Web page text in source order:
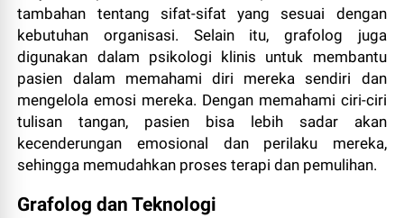
tambahan tentang sifat-sifat yang sesuai dengan
kebutuhan organisasi. Selain itu, grafolog juga
digunakan dalam psikologi klinis untuk membantu
pasien dalam memahami diri mereka sendiri dan
mengelola emosi mereka. Dengan memahami ciri-ciri
tulisan tangan, pasien bisa lebih sadar akan
kecenderungan emosional dan perilaku mereka,
sehingga memudahkan proses terapi dan pemulihan.
Grafolog dan Teknologi